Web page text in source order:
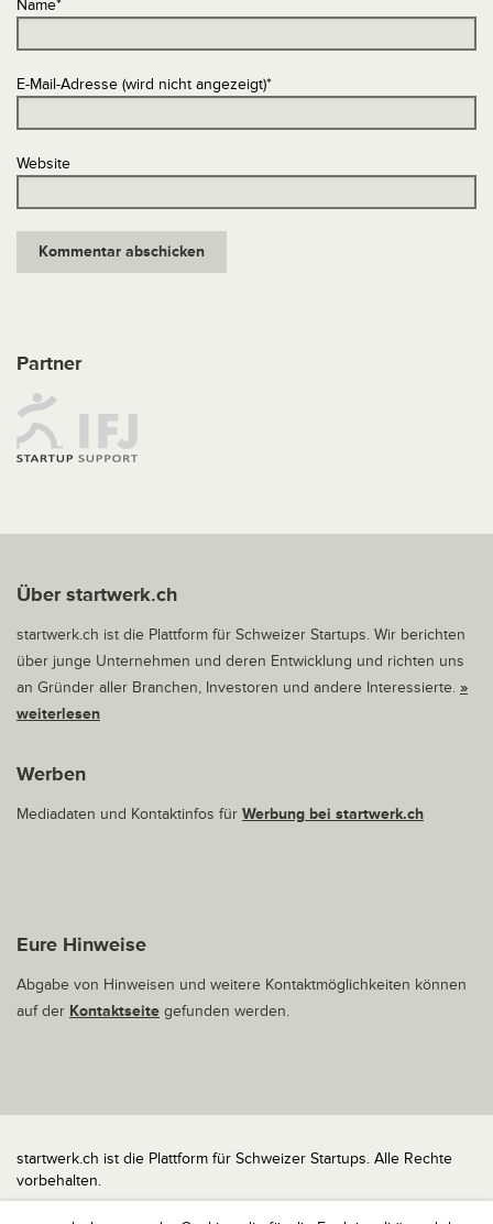
Name*
E-Mail-Adresse (wird nicht angezeigt)*
Website
Partner
Über startwerk.ch
startwerk.ch ist die Plattform für Schweizer Startups. Wir berichten
über junge Unternehmen und deren Entwicklung und richten uns
an Gründer aller Branchen, Investoren und andere Interessierte. »
weiterlesen
Werben
Mediadaten und Kontaktinfos für Werbung bei startwerk.ch
Eure Hinweise
Abgabe von Hinweisen und weitere Kontaktmöglichkeiten können
auf der Kontaktseite gefunden werden.
startwerk.ch ist die Plattform für Schweizer Startups. Alle Rechte
vorbehalten.